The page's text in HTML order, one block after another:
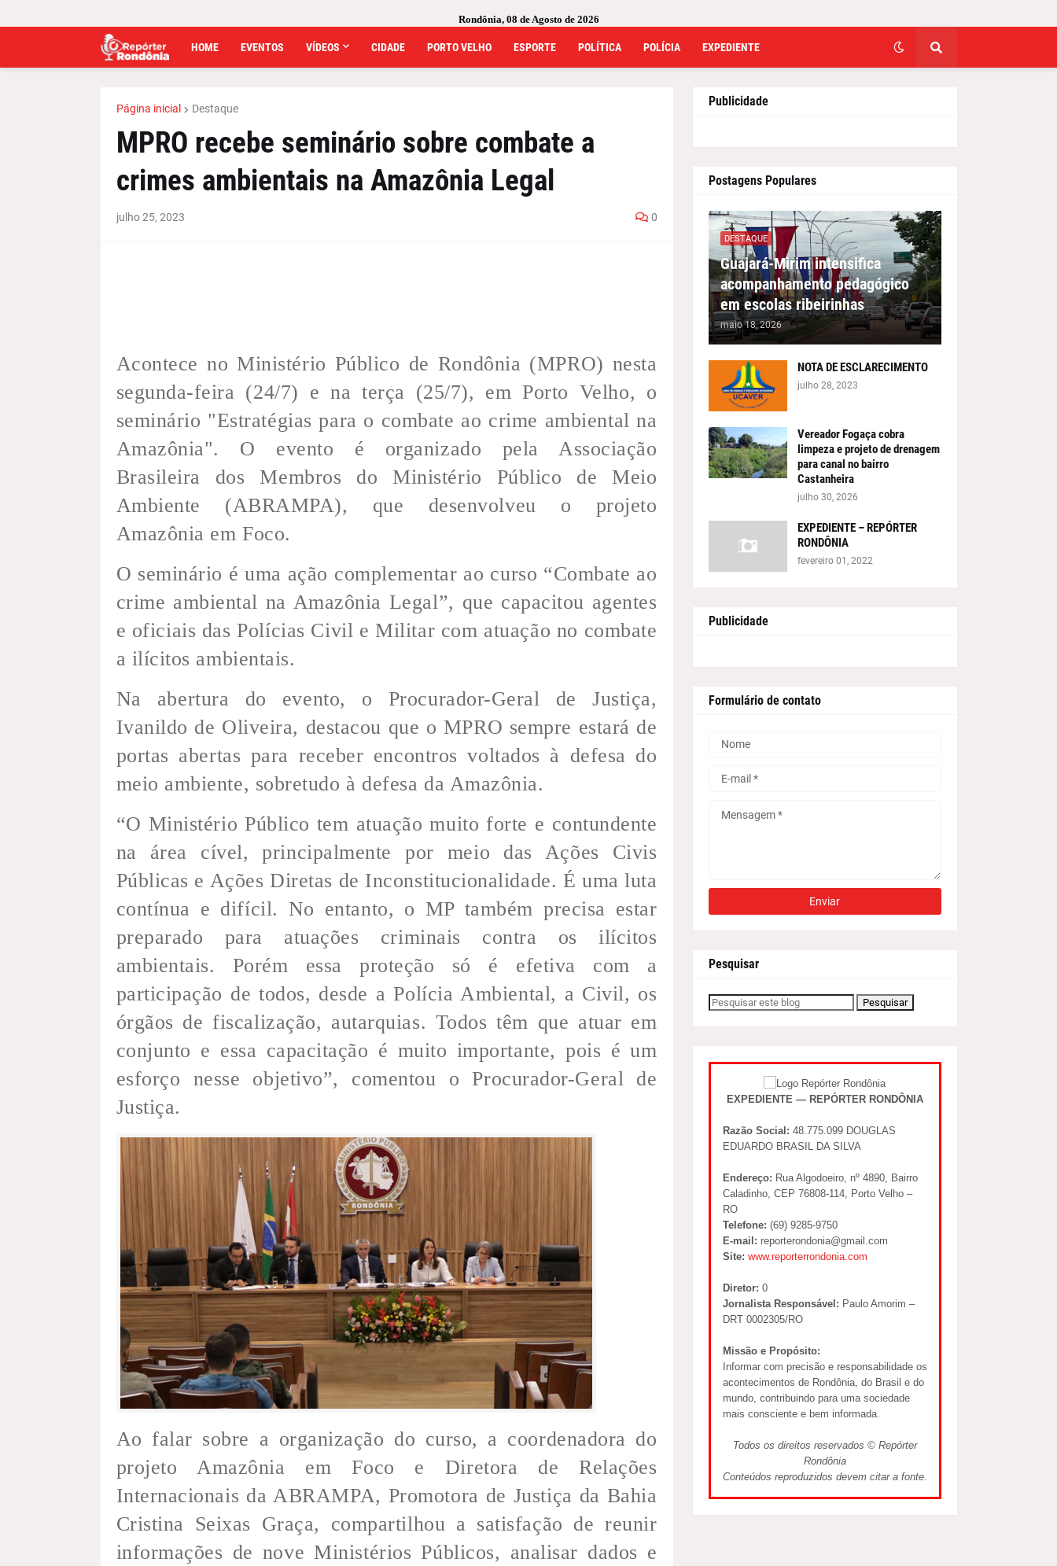
Rondônia, 08 de Agosto de 2026
HOME EVENTOS VÍDEOS CIDADE PORTO VELHO ESPORTE POLÍTICA POLÍCIA EXPEDIENTE
Página inicial Destaque
MPRO recebe seminário sobre combate a
crimes ambientais na Amazônia Legal
julho 25, 2023 0
Acontece no Ministério Público de Rondônia (MPRO) nesta
segunda-feira (24/7) e na terça (25/7), em Porto Velho, o
seminário "Estratégias para o combate ao crime ambiental na
Amazônia". O evento é organizado pela Associação
Brasileira dos Membros do Ministério Público de Meio
Ambiente (ABRAMPA), que desenvolveu o projeto
Amazônia em Foco.
O seminário é uma ação complementar ao curso “Combate ao
crime ambiental na Amazônia Legal”, que capacitou agentes
e oficiais das Polícias Civil e Militar com atuação no combate
a ilícitos ambientais.
Na abertura do evento, o Procurador-Geral de Justiça,
Ivanildo de Oliveira, destacou que o MPRO sempre estará de
portas abertas para receber encontros voltados à defesa do
meio ambiente, sobretudo à defesa da Amazônia.
“O Ministério Público tem atuação muito forte e contundente
na área cível, principalmente por meio das Ações Civis
Públicas e Ações Diretas de Inconstitucionalidade. É uma luta
contínua e difícil. No entanto, o MP também precisa estar
preparado para atuações criminais contra os ilícitos
ambientais. Porém essa proteção só é efetiva com a
participação de todos, desde a Polícia Ambiental, a Civil, os
órgãos de fiscalização, autarquias. Todos têm que atuar em
conjunto e essa capacitação é muito importante, pois é um
esforço nesse objetivo”, comentou o Procurador-Geral de
Justiça.
Ao falar sobre a organização do curso, a coordenadora do
projeto Amazônia em Foco e Diretora de Relações
Internacionais da ABRAMPA, Promotora de Justiça da Bahia
Cristina Seixas Graça, compartilhou a satisfação de reunir
informações de nove Ministérios Públicos, analisar dados e
Publicidade
Postagens Populares
DESTAQUE
Guajará-Mirim intensifica
acompanhamento pedagógico
em escolas ribeirinhas
maio 18, 2026
NOTA DE ESCLARECIMENTO
julho 28, 2023
Vereador Fogaça cobra
limpeza e projeto de drenagem
para canal no bairro
Castanheira
julho 30, 2026
EXPEDIENTE – REPÓRTER
RONDÔNIA
fevereiro 01, 2022
Publicidade
Formulário de contato
Pesquisar
EXPEDIENTE — REPÓRTER RONDÔNIA
Razão Social: 48.775.099 DOUGLAS
EDUARDO BRASIL DA SILVA
Endereço: Rua Algodoeiro, nº 4890, Bairro
Caladinho, CEP 76808-114, Porto Velho –
RO
Telefone: (69) 9285-9750
E-mail: reporterondonia@gmail.com
Site: www.reporterrondonia.com
Diretor: 0
Jornalista Responsável: Paulo Amorim –
DRT 0002305/RO
Missão e Propósito:
Informar com precisão e responsabilidade os
acontecimentos de Rondônia, do Brasil e do
mundo, contribuindo para uma sociedade
mais consciente e bem informada.
Todos os direitos reservados © Repórter
Rondônia
Conteúdos reproduzidos devem citar a fonte.